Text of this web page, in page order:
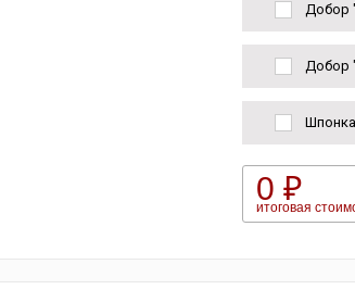
Добор
Добор
0 ₽
итоговая